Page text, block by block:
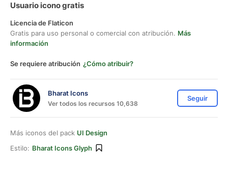
Usuario icono gratis
Licencia de Flaticon
Gratis para uso personal o comercial con atribución. Más
información
Se requiere atribución ¿Cómo atribuir?
Bharat Icons
Ver todos los recursos 10,638
Seguir
Más iconos del pack UI Design
Estilo: Bharat Icons Glyph